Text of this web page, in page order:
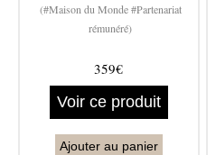
(#Maison du Monde #Partenariat
rémunéré)
359€
Voir ce produit
Ajouter au panier